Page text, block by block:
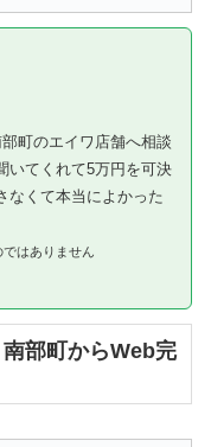
町のエイワ店舗へ相談
いてくれて5万円を可決
なくて本当によかった
はありません
部町からWeb完